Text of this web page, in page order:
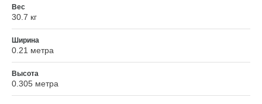
Вес
30.7 кг
Ширина
0.21 метра
Высота
0.305 метра